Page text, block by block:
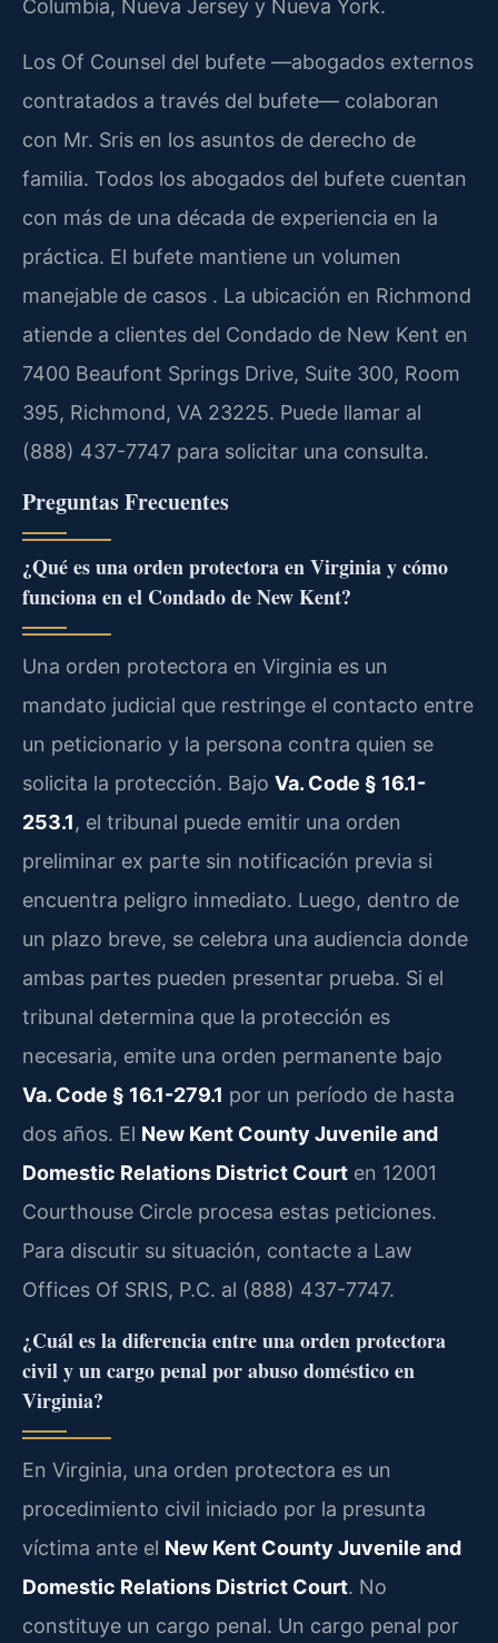
Columbia, Nueva Jersey y Nueva York.
Los Of Counsel del bufete —abogados externos
contratados a través del bufete— colaboran
con Mr. Sris en los asuntos de derecho de
familia. Todos los abogados del bufete cuentan
con más de una década de experiencia en la
práctica. El bufete mantiene un volumen
manejable de casos . La ubicación en Richmond
atiende a clientes del Condado de New Kent en
7400 Beaufont Springs Drive, Suite 300, Room
395, Richmond, VA 23225. Puede llamar al
(888) 437-7747 para solicitar una consulta.
Preguntas Frecuentes
¿Qué es una orden protectora en Virginia y cómo
funciona en el Condado de New Kent?
Una orden protectora en Virginia es un
mandato judicial que restringe el contacto entre
un peticionario y la persona contra quien se
solicita la protección. Bajo Va. Code § 16.1-
253.1, el tribunal puede emitir una orden
preliminar ex parte sin notificación previa si
encuentra peligro inmediato. Luego, dentro de
un plazo breve, se celebra una audiencia donde
ambas partes pueden presentar prueba. Si el
tribunal determina que la protección es
necesaria, emite una orden permanente bajo
Va. Code § 16.1-279.1 por un período de hasta
dos años. El New Kent County Juvenile and
Domestic Relations District Court en 12001
Courthouse Circle procesa estas peticiones.
Para discutir su situación, contacte a Law
Offices Of SRIS, P.C. al (888) 437-7747.
¿Cuál es la diferencia entre una orden protectora
civil y un cargo penal por abuso doméstico en
Virginia?
En Virginia, una orden protectora es un
procedimiento civil iniciado por la presunta
víctima ante el New Kent County Juvenile and
Domestic Relations District Court. No
constituye un cargo penal. Un cargo penal por